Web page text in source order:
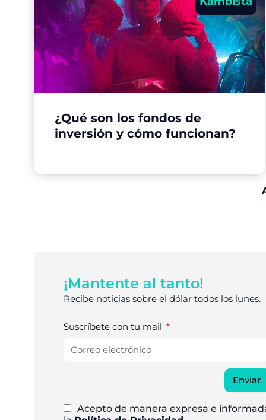
¿Qué son los fondos de
inversión y cómo funcionan?
¡Mantente al tanto!
Recibe noticias sobre el dólar todos los lunes.
Suscríbete con tu mail
Enviar
Acepto de manera expresa e